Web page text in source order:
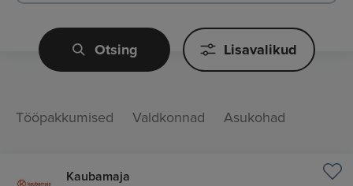
Otsing Lisavalikud
Tööpakkumised Valdkonnad Asukohad
Kaubamaja